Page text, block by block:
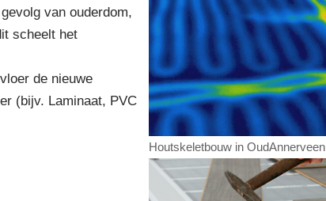
van ouderdom,
scheelt het
de nieuwe
(bijv. Laminaat, PVC
Houtskeletbouw in OudAnnerveen